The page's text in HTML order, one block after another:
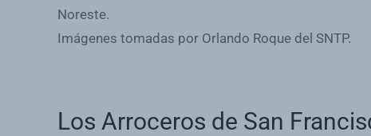
Noreste.
Imágenes tomadas por Orlando Roque del SNTP.
Los Arroceros de San